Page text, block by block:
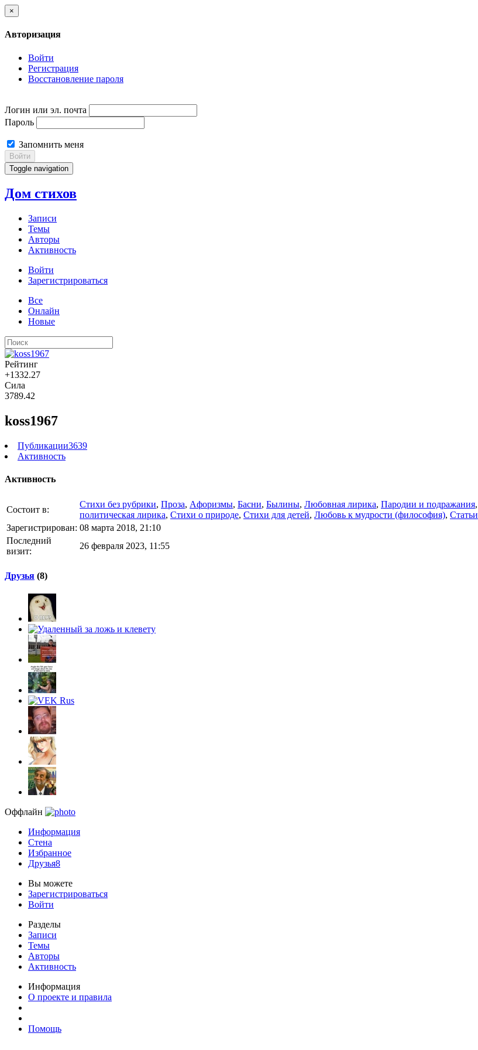
×
Авторизация
Войти
Регистрация
Восстановление пароля
Логин или эл. почта
Пароль
Запомнить меня
Войти
Toggle navigation
Дом стихов
Записи
Темы
Авторы
Активность
Войти
Зарегистрироваться
Все
Онлайн
Новые
Рейтинг
+1332.27
Сила
3789.42
koss1967
Публикации3639
Активность
Активность
Состоит в:
Стихи без рубрики, Проза, Aфоризмы, Басни, Былины, Любовная лирика, Пародии и подражания,
политическая лирика, Стихи о природе, Стихи для детей, Любовь к мудрости (философия), Статьи
Зарегистрирован: 08 марта 2018, 21:10
Последний
визит:
26 февраля 2023, 11:55
Друзья (8)
Оффлайн
Информация
Стена
Избранное
Друзья8
Вы можете
Зарегистрироваться
Войти
Разделы
Записи
Темы
Авторы
Активность
Информация
О проекте и правила
Помощь